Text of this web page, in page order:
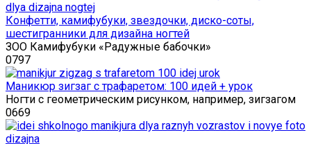
Конфетти, камифубуки, звездочки, диско-соты,
шестигранники для дизайна ногтей
ЗОО Камифубуки «Радужные бабочки»
0797
Маникюр зигзаг с трафаретом: 100 идей + урок
Ногти с геометрическим рисунком, например, зигзагом
0669